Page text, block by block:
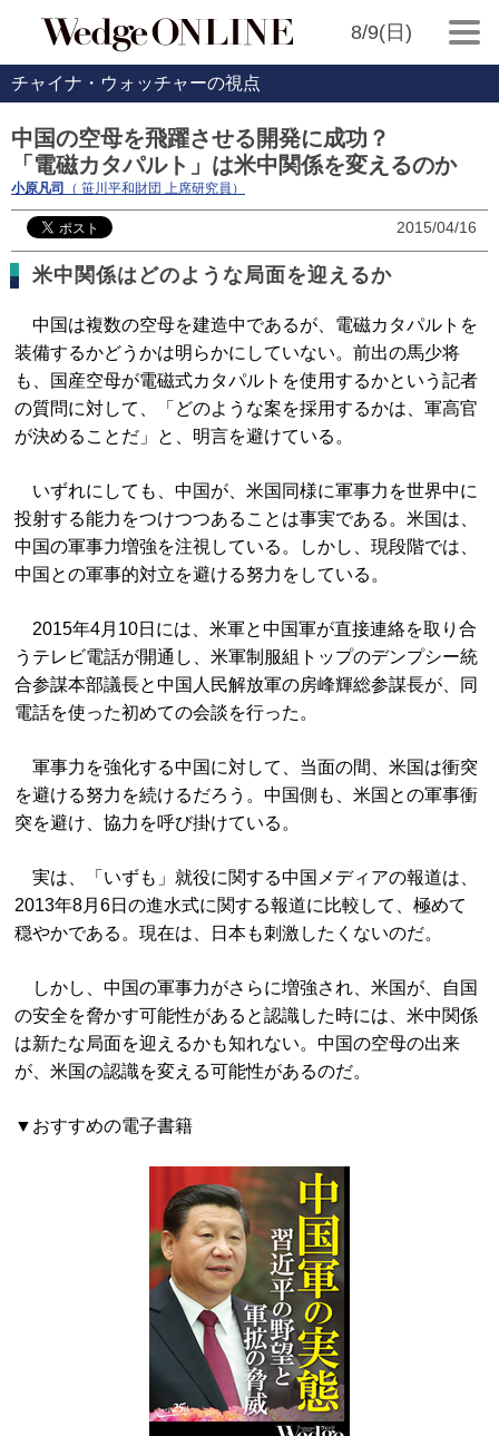
8/9(日)
チャイナ・ウォッチャーの視点
中国の空母を飛躍させる開発に成功？
「電磁カタパルト」は米中関係を変えるのか
小原凡司 （ 笹川平和財団 上席研究員）
2015/04/16
米中関係はどのような局面を迎えるか
中国は複数の空母を建造中であるが、電磁カタパルトを
装備するかどうかは明らかにしていない。前出の馬少将
も、国産空母が電磁式カタパルトを使用するかという記者
の質問に対して、「どのような案を採用するかは、軍高官
が決めることだ」と、明言を避けている。
いずれにしても、中国が、米国同様に軍事力を世界中に
投射する能力をつけつつあることは事実である。米国は、
中国の軍事力増強を注視している。しかし、現段階では、
中国との軍事的対立を避ける努力をしている。
2015年4月10日には、米軍と中国軍が直接連絡を取り合
うテレビ電話が開通し、米軍制服組トップのデンプシー統
合参謀本部議長と中国人民解放軍の房峰輝総参謀長が、同
電話を使った初めての会談を行った。
軍事力を強化する中国に対して、当面の間、米国は衝突
を避ける努力を続けるだろう。中国側も、米国との軍事衝
突を避け、協力を呼び掛けている。
実は、「いずも」就役に関する中国メディアの報道は、
2013年8月6日の進水式に関する報道に比較して、極めて
穏やかである。現在は、日本も刺激したくないのだ。
しかし、中国の軍事力がさらに増強され、米国が、自国
の安全を脅かす可能性があると認識した時には、米中関係
は新たな局面を迎えるかも知れない。中国の空母の出来
が、米国の認識を変える可能性があるのだ。
▼おすすめの電子書籍